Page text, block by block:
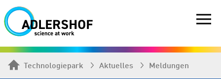
Technologiepark Aktuelles Meldungen